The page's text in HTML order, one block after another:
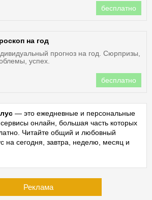
бесплатно
на год
прогноз на год. Сюрпризы,
успех.
бесплатно
— это ежедневные и персональные
онлайн, большая часть которых
Читайте общий и любовный
на сегодня, завтра, неделю, месяц и
Реклама